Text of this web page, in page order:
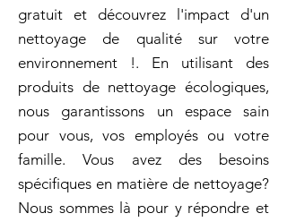
gratuit et découvrez l'impact d'un
nettoyage de qualité sur votre
environnement !. En utilisant des
produits de nettoyage écologiques,
nous garantissons un espace sain
pour vous, vos employés ou votre
famille. Vous avez des besoins
spécifiques en matière de nettoyage?
Nous sommes là pour y répondre et